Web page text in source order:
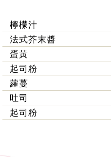
檸檬汁
法式芥末醬
蛋黃
起司粉
蘿蔓
吐司
起司粉